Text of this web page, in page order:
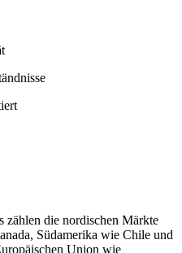
zählen die nordischen Märkte
Südamerika wie Chile und
Union wie